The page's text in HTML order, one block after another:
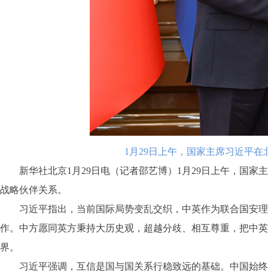
1月29日上午，国家主席习近平
新华社北京1月29日电（记者邵艺博）1月29日上午，国家
战略伙伴关系。
习近平指出，当前国际局势变乱交织，中英作为联合国安理
作。中方愿同英方秉持大历史观，超越分歧、相互尊重，把中
界。
习近平强调，互信是国与国关系行稳致远的基础。中国始终